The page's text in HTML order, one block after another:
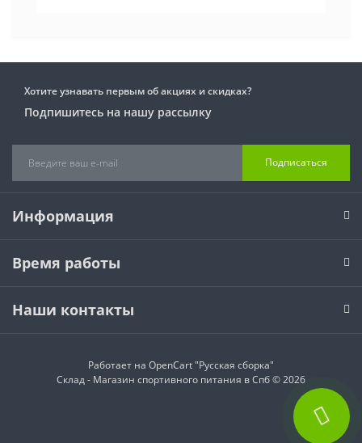
Хотите узнавать первым об акциях и скидках?
Подпишитесь на нашу рассылку
Подписаться
Информация
Время работы
Наши контакты
Работает на OpenCart "Русская сборка"
Склад - Магазин спортивного питания в Спб © 2026